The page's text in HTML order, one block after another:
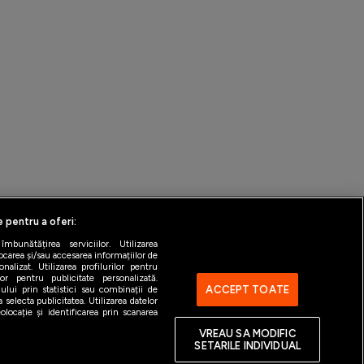
Gestionați preferințele
pentru a oferi:
serviciilor. Utilizarea
și/sau accesarea informațiilor de
Utilizarea profilurilor pentru
pentru publicitate personalizată.
prin statistici sau combinații de
publicitatea. Utilizarea datelor
și identificarea prin scanarea
ACCEPT TOATE
VREAU SA MODIFIC
SETARILE INDIVIDUAL